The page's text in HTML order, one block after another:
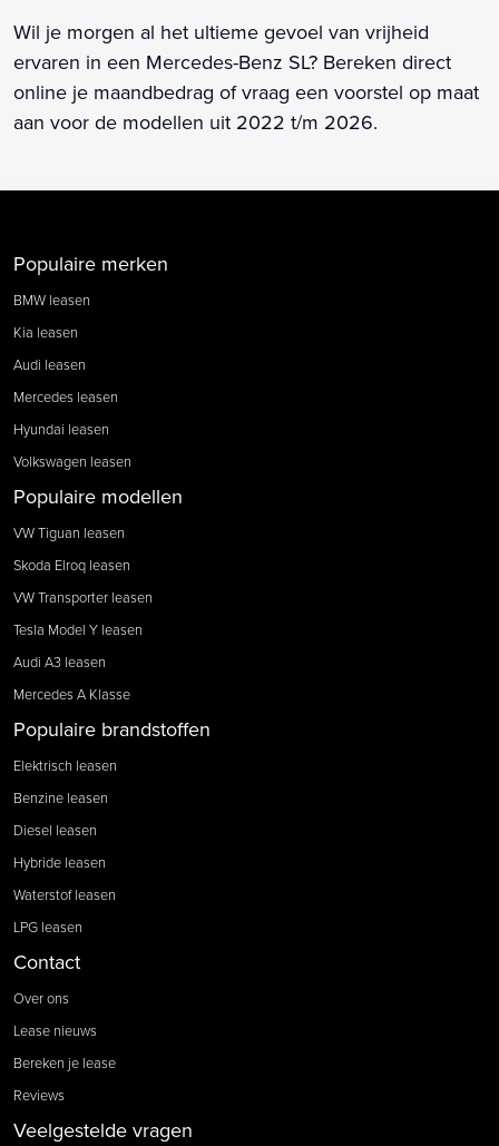
Wil je morgen al het ultieme gevoel van vrijheid
ervaren in een Mercedes-Benz SL? Bereken direct
online je maandbedrag of vraag een voorstel op maat
aan voor de modellen uit 2022 t/m 2026.
Populaire merken
BMW leasen
Kia leasen
Audi leasen
Mercedes leasen
Hyundai leasen
Volkswagen leasen
Populaire modellen
VW Tiguan leasen
Skoda Elroq leasen
VW Transporter leasen
Tesla Model Y leasen
Audi A3 leasen
Mercedes A Klasse
Populaire brandstoffen
Elektrisch leasen
Benzine leasen
Diesel leasen
Hybride leasen
Waterstof leasen
LPG leasen
Contact
Over ons
Lease nieuws
Bereken je lease
Reviews
Veelgestelde vragen